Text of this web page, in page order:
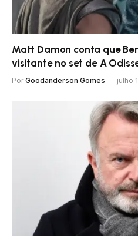
Matt Damon conta que
visitante no set de A
Por Goodanderson Gomes julho